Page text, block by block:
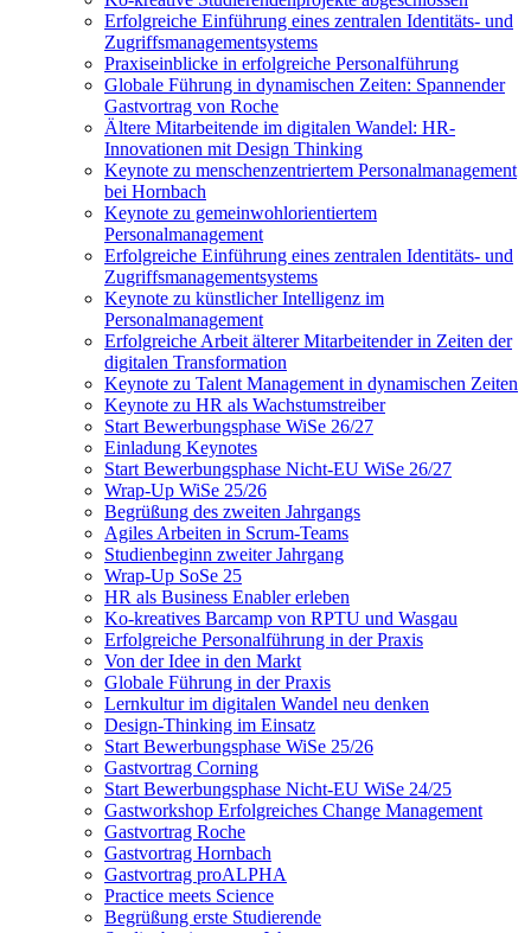
Erfolgreiche Einführung eines zentralen Identitäts- und
Zugriffsmanagementsystems
Praxiseinblicke in erfolgreiche Personalführung
Globale Führung in dynamischen Zeiten: Spannender
Gastvortrag von Roche
Ältere Mitarbeitende im digitalen Wandel: HR-
Innovationen mit Design Thinking
Keynote zu menschenzentriertem Personalmanagement
bei Hornbach
Keynote zu gemeinwohlorientiertem
Personalmanagement
Erfolgreiche Einführung eines zentralen Identitäts- und
Zugriffsmanagementsystems
Keynote zu künstlicher Intelligenz im
Personalmanagement
Erfolgreiche Arbeit älterer Mitarbeitender in Zeiten der
digitalen Transformation
Keynote zu Talent Management in dynamischen Zeiten
Keynote zu HR als Wachstumstreiber
Start Bewerbungsphase WiSe 26/27
Einladung Keynotes
Start Bewerbungsphase Nicht-EU WiSe 26/27
Wrap-Up WiSe 25/26
Begrüßung des zweiten Jahrgangs
Agiles Arbeiten in Scrum-Teams
Studienbeginn zweiter Jahrgang
Wrap-Up SoSe 25
HR als Business Enabler erleben
Ko-kreatives Barcamp von RPTU und Wasgau
Erfolgreiche Personalführung in der Praxis
Von der Idee in den Markt
Globale Führung in der Praxis
Lernkultur im digitalen Wandel neu denken
Design-Thinking im Einsatz
Start Bewerbungsphase WiSe 25/26
Gastvortrag Corning
Start Bewerbungsphase Nicht-EU WiSe 24/25
Gastworkshop Erfolgreiches Change Management
Gastvortrag Roche
Gastvortrag Hornbach
Gastvortrag proALPHA
Practice meets Science
Begrüßung erste Studierende